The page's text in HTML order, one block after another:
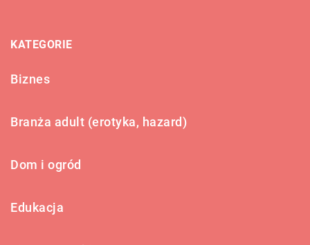
KATEGORIE
Biznes
Branża adult (erotyka, hazard)
Dom i ogród
Edukacja